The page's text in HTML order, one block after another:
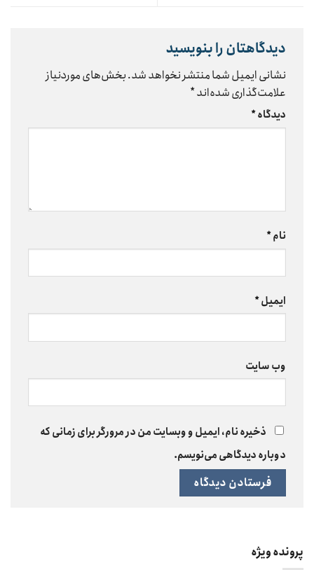
دیدگاهتان را بنویسید
نشانی ایمیل شما منتشر نخواهد شد.بخش‌های موردنیاز
علامت‌گذاری شده‌اند*
دیدگاه*
نام*
ایمیل*
وب‌ سایت
ذخیره نام، ایمیل و وبسایت من در مرورگر برای زمانی که
دوباره دیدگاهی می‌نویسم.
پرونده ویژه